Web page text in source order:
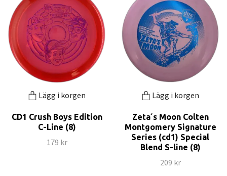
Lägg i korgen
CD1 Crush Boys Edition
C-Line (8)
179 kr
Lägg i korgen
Zeta´s Moon Colten
Montgomery Signature
Series (cd1) Special
Blend S-line (8)
209 kr